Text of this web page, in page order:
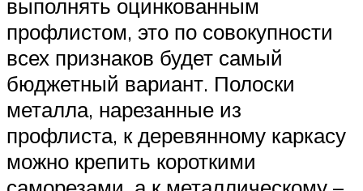
выполнять оцинкованным
профлистом, это по совокупности
всех признаков будет самый
бюджетный вариант. Полоски
металла, нарезанные из
профлиста, к деревянному каркасу
можно крепить короткими